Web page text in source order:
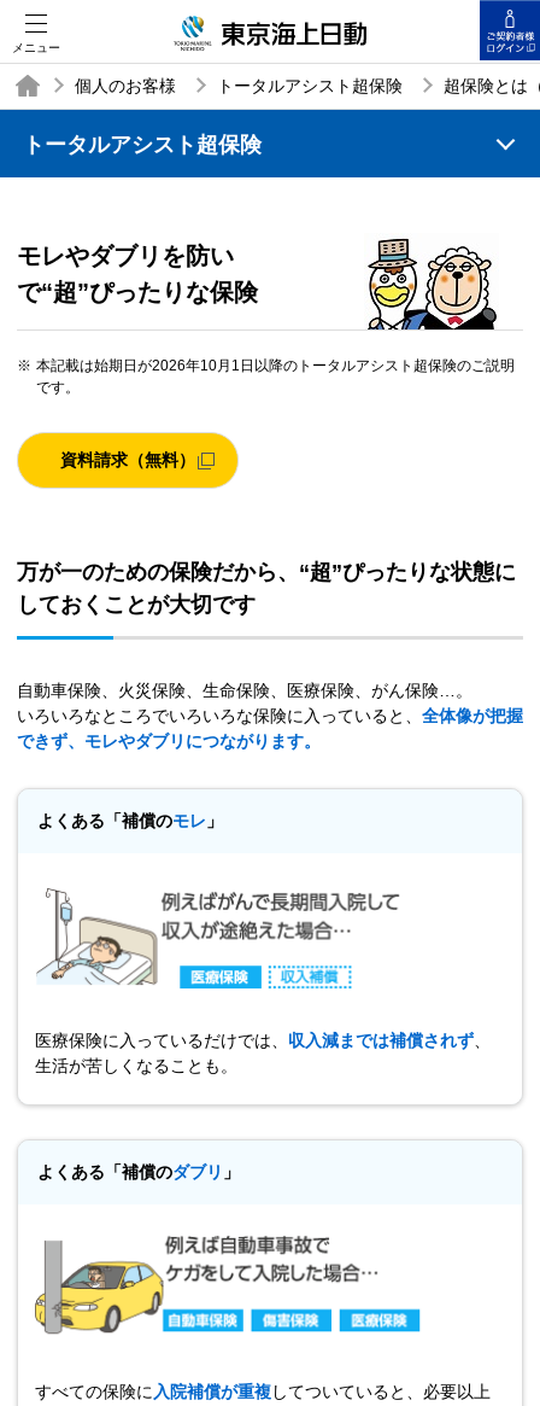
メニュー
個人のお客様 トータルアシスト超保険 超保険とは
モレやダブリを防い
で“超”ぴったりな保険
トータルアシスト超保険
※ 本記載は始期日が2026年10月1日以降のトータルアシスト超保険のご説明
です。
資料請求（無料）
万が一のための保険だから、“超”ぴったりな状態に
しておくことが大切です
自動車保険、火災保険、生命保険、医療保険、がん保険…。
いろいろなところでいろいろな保険に入っていると、 全体像が把握
できず、モレやダブリにつながります。
よくある「補償のモレ 」
医療保険に入っているだけでは、 収入減までは補償されず、
生活が苦しくなることも。
よくある「補償のダブリ 」
すべての保険に 入院補償が重複してついていると、必要以上